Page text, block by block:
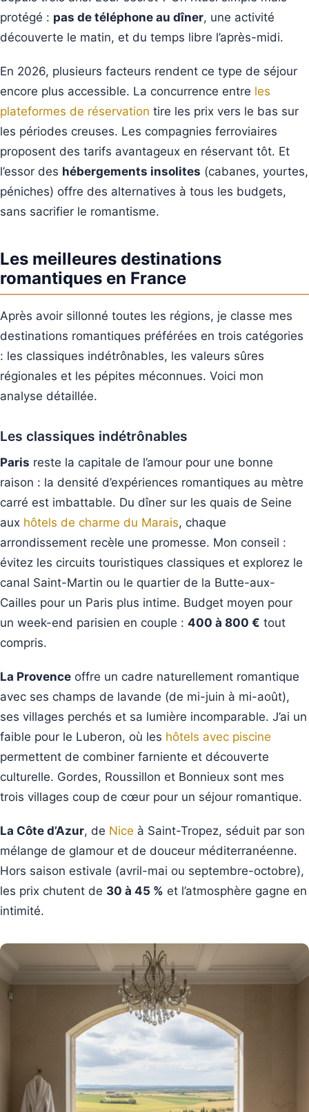
protégé : pas de téléphone au dîner, une activité
découverte le matin, et du temps libre l’après-midi.
En 2026, plusieurs facteurs rendent ce type de séjour
encore plus accessible. La concurrence entre les
plateformes de réservation tire les prix vers le bas sur
les périodes creuses. Les compagnies ferroviaires
proposent des tarifs avantageux en réservant tôt. Et
l’essor des hébergements insolites (cabanes, yourtes,
péniches) offre des alternatives à tous les budgets,
sans sacrifier le romantisme.
Les meilleures destinations
romantiques en France
Après avoir sillonné toutes les régions, je classe mes
destinations romantiques préférées en trois catégories
: les classiques indétrônables, les valeurs sûres
régionales et les pépites méconnues. Voici mon
analyse détaillée.
Les classiques indétrônables
Paris reste la capitale de l’amour pour une bonne
raison : la densité d’expériences romantiques au mètre
carré est imbattable. Du dîner sur les quais de Seine
aux hôtels de charme du Marais, chaque
arrondissement recèle une promesse. Mon conseil :
évitez les circuits touristiques classiques et explorez le
canal Saint-Martin ou le quartier de la Butte-aux-
Cailles pour un Paris plus intime. Budget moyen pour
un week-end parisien en couple : 400 à 800 € tout
compris.
La Provence offre un cadre naturellement romantique
avec ses champs de lavande (de mi-juin à mi-août),
ses villages perchés et sa lumière incomparable. J’ai un
faible pour le Luberon, où les hôtels avec piscine
permettent de combiner farniente et découverte
culturelle. Gordes, Roussillon et Bonnieux sont mes
trois villages coup de cœur pour un séjour romantique.
La Côte d’Azur, de Nice à Saint-Tropez, séduit par son
mélange de glamour et de douceur méditerranéenne.
Hors saison estivale (avril-mai ou septembre-octobre),
les prix chutent de 30 à 45 % et l’atmosphère gagne en
intimité.